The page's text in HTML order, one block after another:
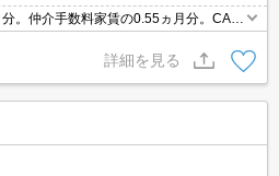
。仲介手数料家賃の0.55ヵ月分。CAT
活環境良好。
詳細を見る